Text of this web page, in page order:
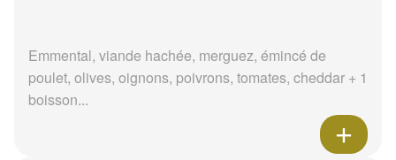
Emmental, viande hachée, merguez, émincé de
poulet, olives, oignons, poivrons, tomates, cheddar + 1
boisson...